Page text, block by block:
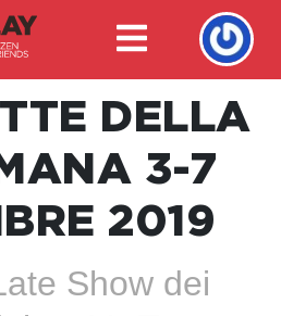
DELLA
3-7
2019
Show dei